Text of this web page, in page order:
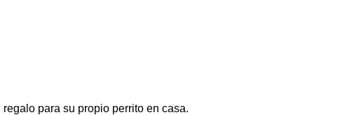
para su propio perrito en casa.